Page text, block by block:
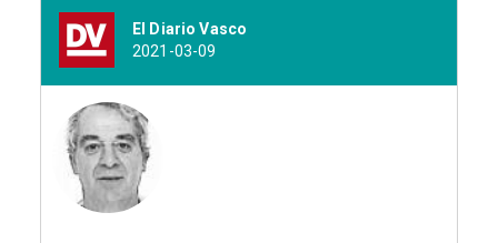
El Diario Vasco
2021-03-09